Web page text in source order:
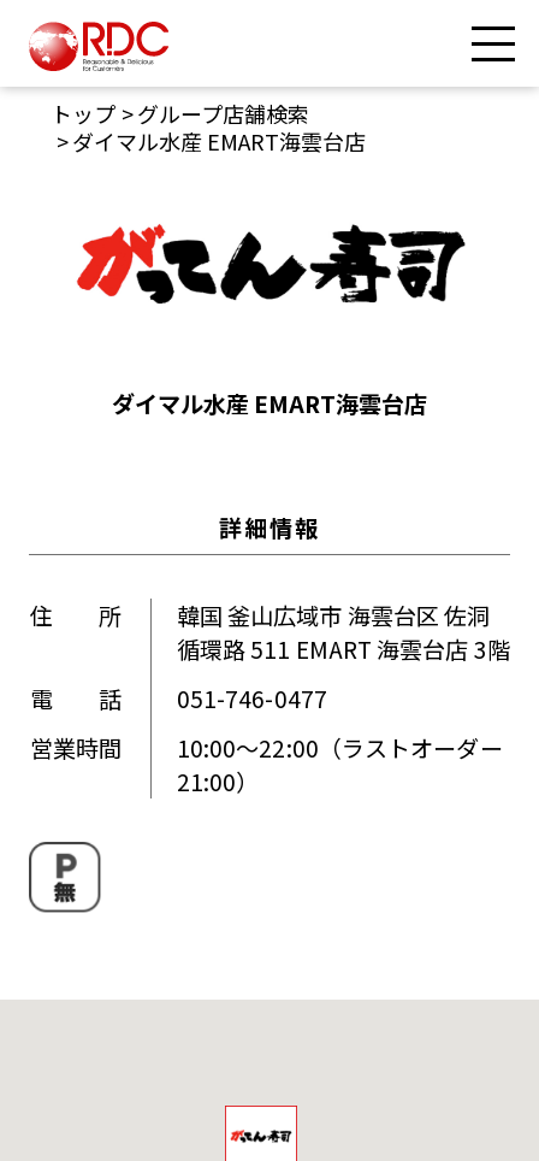
トップ
グループ店舗検索
ダイマル水産 EMART海雲台店
ダイマル水産 EMART海雲台店
詳細情報
住 所
韓国 釜山広域市 海雲台区 佐洞
循環路 511 EMART 海雲台店 3階
電 話
051-746-0477
営業時間
10:00～22:00（ラストオーダー
21:00）